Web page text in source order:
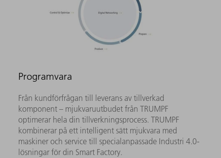
Programvara
Från kundförfrågan till leverans av tillverkad
komponent – mjukvaruutbudet från TRUMPF
optimerar hela din tillverkningsprocess. TRUMPF
kombinerar på ett intelligent sätt mjukvara med
maskiner och service till specialanpassade Industri 4.0-
lösningar för din Smart Factory.